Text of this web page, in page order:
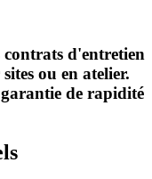
contrats d'entretien
ou en atelier.
garantie de rapidité